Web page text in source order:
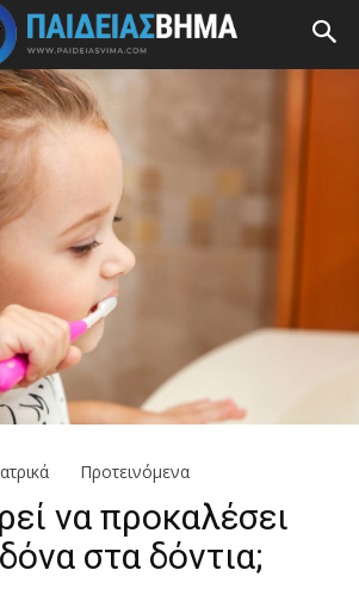
Προτεινόμενα
να προκαλέσει
στα δόντια;